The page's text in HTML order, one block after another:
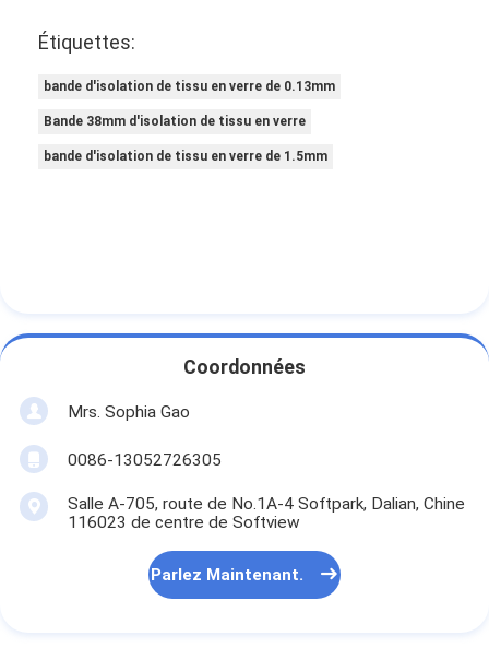
Étiquettes:
bande d'isolation de tissu en verre de 0.13mm
Bande 38mm d'isolation de tissu en verre
bande d'isolation de tissu en verre de 1.5mm
Coordonnées
Mrs. Sophia Gao
0086-13052726305
Salle A-705, route de No.1A-4 Softpark, Dalian, Chine
116023 de centre de Softview
Parlez Maintenant.